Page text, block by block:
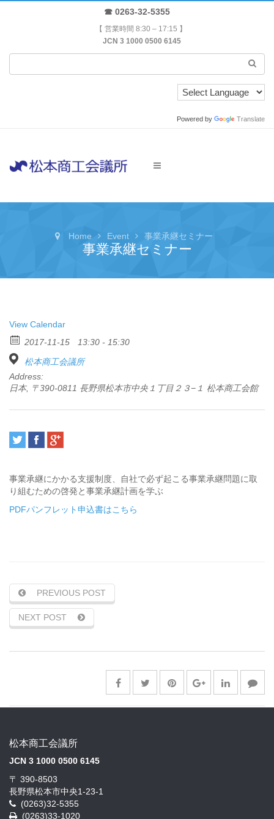
☎ 0263-32-5355
【 営業時間 8:30 – 17:15 】
JCN 3 1000 0500 6145
Powered by Translate
Home Event 事業承継セミナー
事業承継セミナー
View Calendar
2017-11-15
13:30 - 15:30
松本商工会議所
Address:
日本, 〒390-0811 長野県松本市中央１丁目２３−１ 松本商工会館
事業承継にかかる支援制度、自社で必ず起こる事業承継問題に取
り組むための啓発と事業承継計画を学ぶ
PDFパンフレット申込書はこちら
PREVIOUS POST
NEXT POST
松本商工会議所
JCN 3 1000 0500 6145
〒 390-8503
長野県松本市中央1-23-1
(0263)32-5355
(0263)33-1020